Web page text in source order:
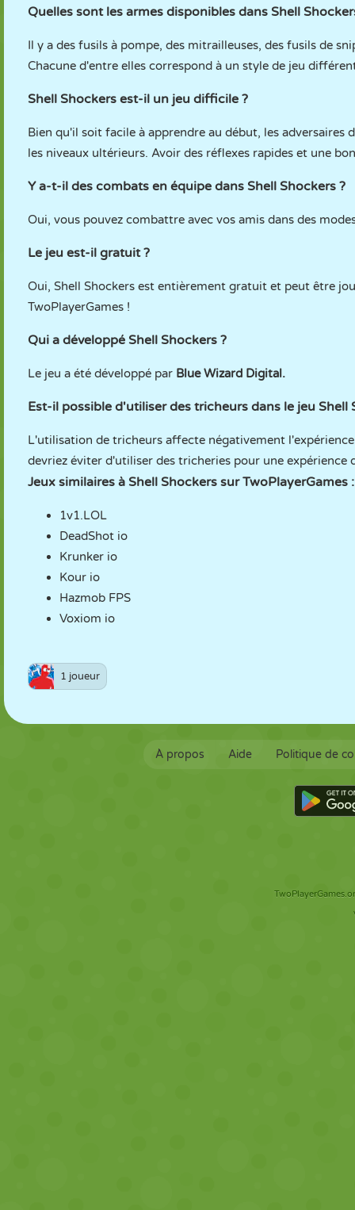
Quelles sont les armes disponibles dans Shell
Il y a des fusils à pompe, des mitrailleuses, des fusils de
Chacune d'entre elles correspond à un style de jeu
Shell Shockers est-il un jeu difficile ?
Bien qu'il soit facile à apprendre au début, les
les niveaux ultérieurs. Avoir des réflexes rapides et une
Y a-t-il des combats en équipe dans Shell Shockers ?
Oui, vous pouvez combattre avec vos amis dans des
Le jeu est-il gratuit ?
Oui, Shell Shockers est entièrement gratuit et peut être
TwoPlayerGames !
Qui a développé Shell Shockers ?
Le jeu a été développé par Blue Wizard Digital.
Est-il possible d'utiliser des tricheurs dans le jeu Shell
L'utilisation de tricheurs affecte négativement
devriez éviter d'utiliser des tricheries pour une expérience
Jeux similaires à Shell Shockers sur TwoPlayerGames :
1v1.LOL
DeadShot io
Krunker io
Kour io
Hazmob FPS
Voxiom io
1 joueur
À propos Aide Politique de